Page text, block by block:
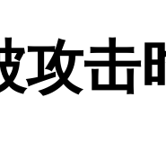
攻